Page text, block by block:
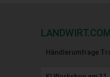
Händlerumfrage